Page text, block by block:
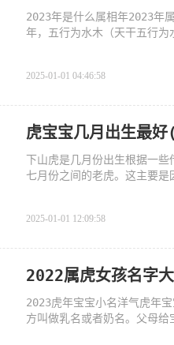
2023年是什么属相年2023年
年，五行为水木（天干五行
2025-01-01 04:46:58
虎宝宝几月出生最
下山虎是几月份出生根据一
七月份之间的老虎。这主要
2025-01-01 12:09:58
2022属虎女孩名字
2023虎年宝宝小名洋气虎年
方叫做乳名或者奶名。父母